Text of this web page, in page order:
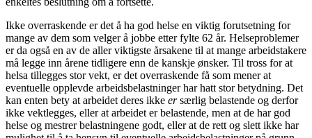
Ikke overraskende er det å ha god helse en viktig forutsetning for
mange av dem som velger å jobbe etter fylte 62 år. Helseproblemer
er da også en av de aller viktigste årsakene til at mange arbeidstakere
må legge inn årene tidligere enn de kanskje ønsker. Til tross for at
helsa tillegges stor vekt, er det overraskende få som mener at
eventuelle opplevde arbeidsbelastninger har hatt stor betydning. Det
kan enten bety at arbeidet deres ikke ersærlig belastende og derfor
ikke vektlegges, eller at arbeidet er belastende, men at de har god
helse og mestrer belastningene godt, eller at de rett og slett ikke har